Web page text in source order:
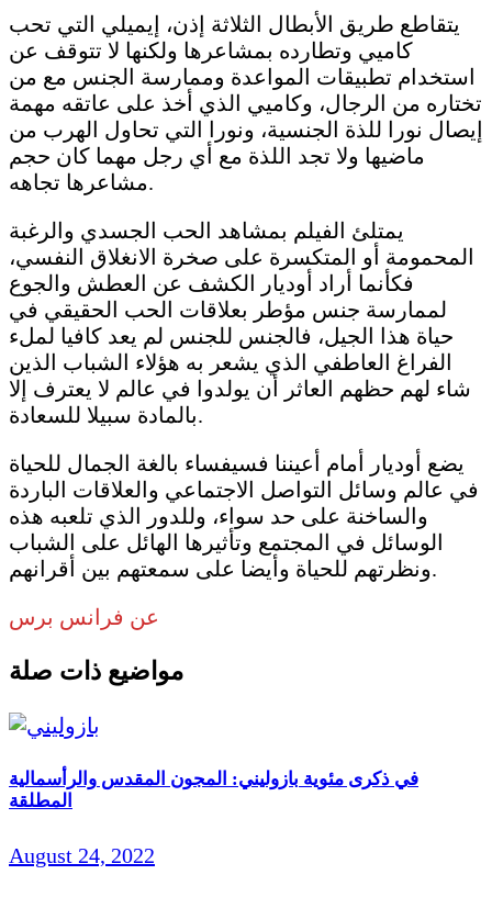
يتقاطع طريق الأبطال الثلاثة إذن، إيميلي التي تحب
كاميي وتطارده بمشاعرها ولكنها لا تتوقف عن
استخدام تطبيقات المواعدة وممارسة الجنس مع من
تختاره من الرجال، وكاميي الذي أخذ على عاتقه مهمة
إيصال نورا للذة الجنسية، ونورا التي تحاول الهرب من
ماضيها ولا تجد اللذة مع أي رجل مهما كان حجم
مشاعرها تجاهه.
يمتلئ الفيلم بمشاهد الحب الجسدي والرغبة
المحمومة أو المتكسرة على صخرة الانغلاق النفسي،
فكأنما أراد أوديار الكشف عن العطش والجوع
لممارسة جنس مؤطر بعلاقات الحب الحقيقي في
حياة هذا الجيل، فالجنس للجنس لم يعد كافيا لملء
الفراغ العاطفي الذي يشعر به هؤلاء الشباب الذين
شاء لهم حظهم العاثر أن يولدوا في عالم لا يعترف إلا
بالمادة سبيلا للسعادة.
يضع أوديار أمام أعيننا فسيفساء بالغة الجمال للحياة
في عالم وسائل التواصل الاجتماعي والعلاقات الباردة
والساخنة على حد سواء، وللدور الذي تلعبه هذه
الوسائل في المجتمع وتأثيرها الهائل على الشباب
ونظرتهم للحياة وأيضا على سمعتهم بين أقرانهم.
عن فرانس برس
مواضيع ذات صلة
في ذكرى مئوية بازوليني: المجون المقدس والرأسمالية
المطلقة
August 24, 2022